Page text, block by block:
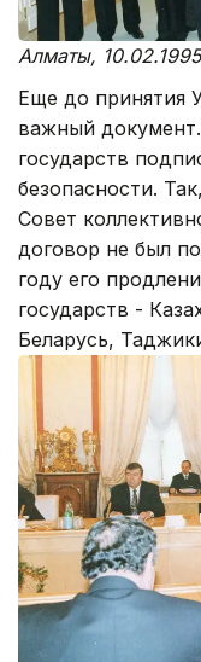
Алматы,
Еще до принятия
важный
государств
безопасности.
Совет
договор не был
году его
государств -
Беларусь,